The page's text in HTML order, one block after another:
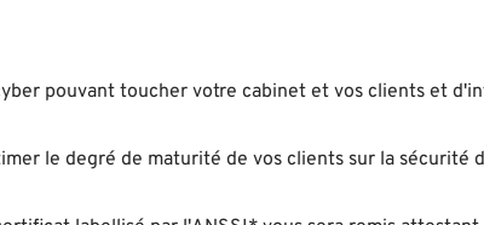
pouvant toucher votre cabinet et vos clients et
le degré de maturité de vos clients sur la sécurité